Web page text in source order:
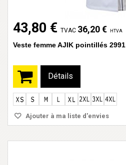
43,80 € TVAC 36,20 € HTVA
Veste femme AJIK pointillés 2991
Détails
Ajouter à ma liste d'envies